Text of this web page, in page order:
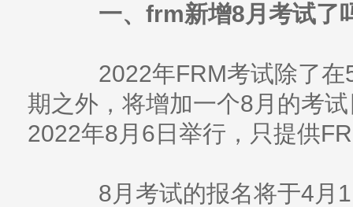
一、frm新增8月考试了
2022年FRM考试除了在5
期之外，将增加一个8月的考
2022年8月6日举行，只提供
8月考试的报名将于4月1